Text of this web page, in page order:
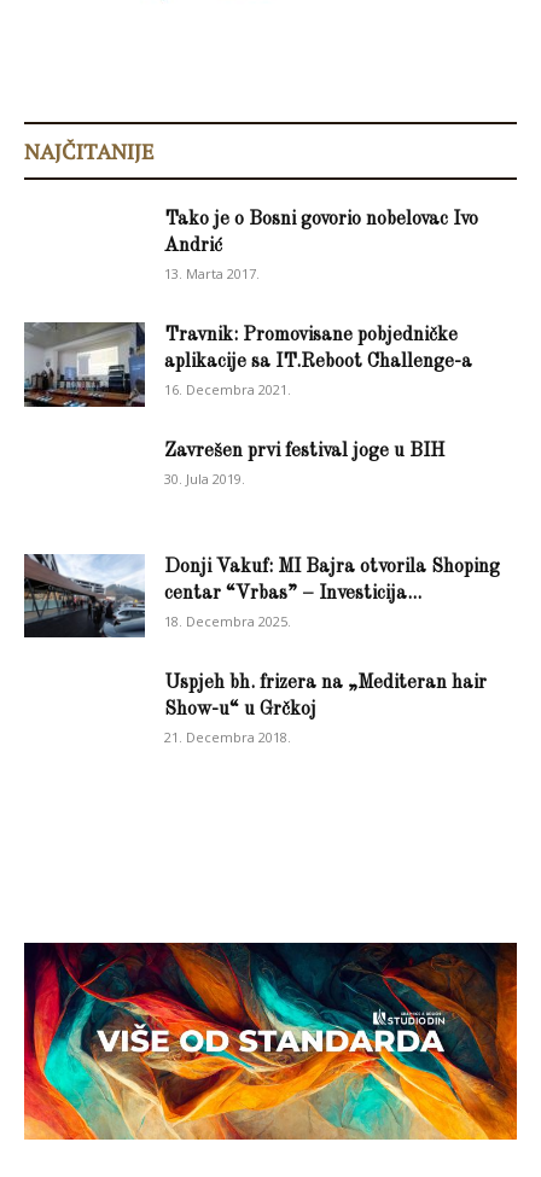
NAJČITANIJE
Tako je o Bosni govorio nobelovac Ivo
Andrić
13. Marta 2017.
Travnik: Promovisane pobjedničke
aplikacije sa IT.Reboot Challenge-a
16. Decembra 2021.
Zavrešen prvi festival joge u BIH
30. Jula 2019.
Donji Vakuf: MI Bajra otvorila Shoping
centar “Vrbas” – Investicija...
18. Decembra 2025.
Uspjeh bh. frizera na „Mediteran hair
Show-u“ u Grčkoj
21. Decembra 2018.